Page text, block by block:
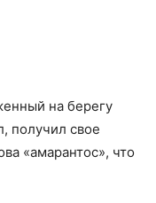
на берегу
получил свое
«амарантос», что